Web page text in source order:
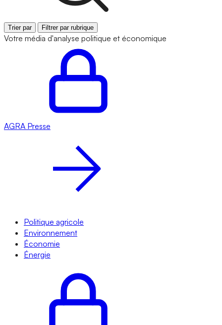
Trier par Filtrer par rubrique
Votre média d'analyse politique et économique
AGRA Presse
Politique agricole
Environnement
Économie
Énergie